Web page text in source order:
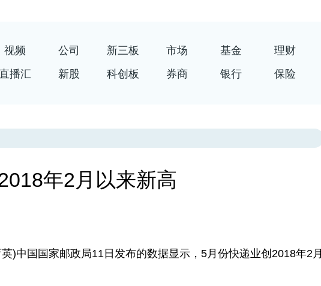
视频 公司 新三板 市场 基金 理财
直播汇 新股 科创板 券商 银行 保险
年2月以来新高
国国家邮政局11日发布的数据显示，5月份快递业创2018年2月